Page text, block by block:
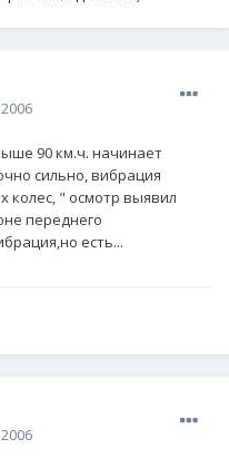
90 км.ч. начинает
сильно, вибрация
колес, " осмотр выявил
переднего
есть...